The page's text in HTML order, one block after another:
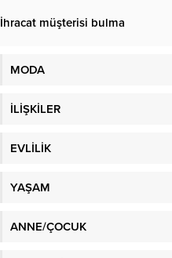
İhracat müşterisi bulma
MODA
İLİŞKİLER
EVLİLİK
YAŞAM
ANNE/ÇOCUK